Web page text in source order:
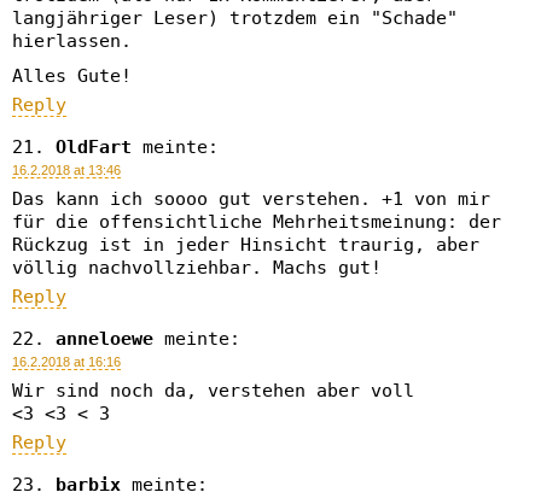
langjähriger Leser) trotzdem ein "Schade"
hierlassen.
Alles Gute!
Reply
OldFart meinte:
16.2.2018 at 13:46
Das kann ich soooo gut verstehen. +1 von mir
für die offensichtliche Mehrheitsmeinung: der
Rückzug ist in jeder Hinsicht traurig, aber
völlig nachvollziehbar. Machs gut!
Reply
anneloewe meinte:
16.2.2018 at 16:16
Wir sind noch da, verstehen aber voll
<3 <3 < 3
Reply
barbix meinte: